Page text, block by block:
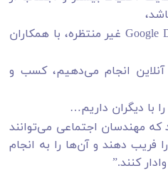
یا در هنگام دریافت پیوند Google Doc غیر منتظره، با همکاران
آنلاین انجام می‌دهیم، کسب و
با دیگران داریم…
مهندسان اجتماعی می‌توانند
فریب دهند و آن‌ها را به انجام
کنند.”